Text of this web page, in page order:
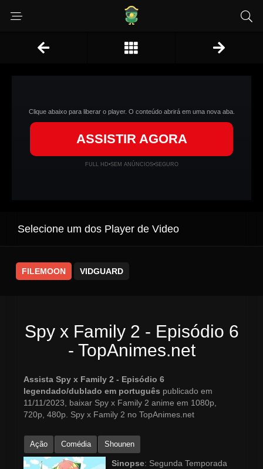
Clique abaixo para liberar o player. O conteúdo abrirá em uma nova aba.
ASSISTIR AGORA
FULL HD•SEM ANÚNCIOS•SEGURO
Selecione um dos Player de Video
FILEMOON VIDGUARD
Spy x Family 2 - Episódio 6
- TopAnimes.net
Assista Spy x Family 2 - Episódio 6
legendado/dublado em português publicado em
11/11/2023, baixar Spy x Family 2 anime em 1080p,
720p, 480p. Spy x Family 2 no TopAnimes.net
Ação Comédia Shounen
Sinopse: Segunda Temporada